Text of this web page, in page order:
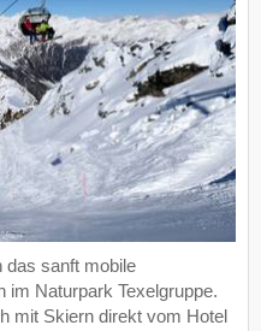
das sanft mobile
im Naturpark Texelgruppe.
mit Skiern direkt vom Hotel